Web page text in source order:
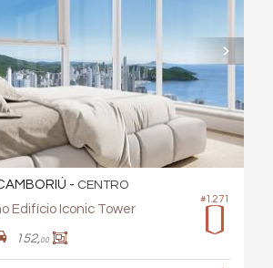
#1.271
- CENTRO
Edifício Iconic Tower
152,00